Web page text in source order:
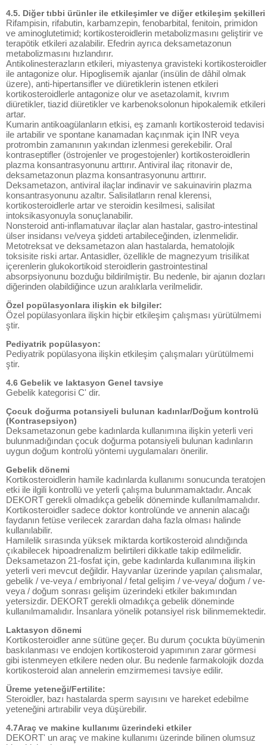
4.5. Diğer tıbbi ürünler ile etkileşimler ve diğer etkileşim şekilleri
Rifampisin, rifabutin, karbamzepin, fenobarbital, fenitoin, primidon
ve aminoglutetimid; kortikosteroidlerin metabolizmasını geliştirir ve
terapötik etkileri azalabilir. Efedrin ayrıca deksametazonun
metabolizmasını hızlandırır.
Antikolinesterazların etkileri, miyastenya gravisteki kortikosteroidler
ile antagonize olur. Hipoglisemik ajanlar (insülin de dâhil olmak
üzere), anti-hipertansifler ve diüretiklerin istenen etkileri
kortikosteroidlerle antagonize olur ve asetazolamit, kıvrım
diüretikler, tiazid diüretikler ve karbenoksolonun hipokalemik etkileri
artar.
Kumarin antikoagülanların etkisi, eş zamanlı kortikosteroid tedavisi
ile artabilir ve spontane kanamadan kaçınmak için INR veya
protrombin zamanının yakından izlenmesi gerekebilir. Oral
kontraseptifler (östrojenler ve progestojenler) kortikosteroidlerin
plazma konsantrasyonunu arttırır. Antiviral ilaç ritonavir de,
deksametazonun plazma konsantrasyonunu arttırır.
Deksametazon, antiviral ilaçlar indinavir ve sakuinavirin plazma
konsantrasyonunu azaltır. Salisilatların renal klerensi,
kortikosteroidlerle artar ve steroidin kesilmesi, salisilat
intoksikasyonuyla sonuçlanabilir.
Nonsteroid anti-inflamatuvar ilaçlar alan hastalar, gastro-intestinal
ülser insidansı ve/veya şiddeti artabileceğinden, izlenmelidir.
Metotreksat ve deksametazon alan hastalarda, hematolojik
toksisite riski artar. Antasidler, özellikle de magnezyum trisilikat
içerenlerin glukokortikoid steroidlerin gastrointestinal
absorpsiyonunu bozduğu bildirilmiştir. Bu nedenle, bir ajanın dozları
diğerinden olabildiğince uzun aralıklarla verilmelidir.
Özel popülasyonlara ilişkin ek bilgiler:
Özel popülasyonlara ilişkin hiçbir etkileşim çalışması yürütülmemi
ştir.
Pediyatrik popülasyon:
Pediyatrik popülasyona ilişkin etkileşim çalışmaları yürütülmemi
ştir.
4.6 Gebelik ve laktasyon Genel tavsiye
Gebelik kategorisi C' dir.
Çocuk doğurma potansiyeli bulunan kadınlar/Doğum kontrolü
(Kontrasepsiyon)
Deksametazonun gebe kadınlarda kullanımına ilişkin yeterli veri
bulunmadığından çocuk doğurma potansiyeli bulunan kadınların
uygun doğum kontrolü yöntemi uygulamaları önerilir.
Gebelik dönemi
Kortikosteroidlerin hamile kadınlarda kullanımı sonucunda teratojen
etki ile ilgili kontrollü ve yeterli çalışma bulunmamaktadır. Ancak
DEKORT gerekli olmadıkça gebelik döneminde kullanılmamalıdır.
Kortikosteroidler sadece doktor kontrolünde ve annenin alacağı
faydanın fetüse verilecek zarardan daha fazla olması halinde
kullanılabilir.
Hamilelik sırasında yüksek miktarda kortikosteroid alındığında
çıkabilecek hipoadrenalizm belirtileri dikkatle takip edilmelidir.
Deksametazon 21-fosfat için, gebe kadınlarda kullanımına ilişkin
yeterli veri mevcut değildir. Hayvanlar üzerinde yapılan çalısmalar,
gebelik / ve-veya / embriyonal / fetal gelişim / ve-veya/ doğum / ve-
veya / doğum sonrası gelişim üzerindeki etkiler bakımından
yetersizdir. DEKORT gerekli olmadıkça gebelik döneminde
kullanılmamalıdır. İnsanlara yönelik potansiyel risk bilinmemektedir.
Laktasyon dönemi
Kortikosteroidler anne sütüne geçer. Bu durum çocukta büyümenin
baskılanması ve endojen kortikosteroid yapımının zarar görmesi
gibi istenmeyen etkilere neden olur. Bu nedenle farmakolojik dozda
kortikosteroid alan annelerin emzirmemesi tavsiye edilir.
Üreme yeteneği/Fertilite:
Steroidler, bazı hastalarda sperm sayısını ve hareket edebilme
yeteneğini artırabilir veya düşürebilir.
4.7Araç ve makine kullanımı üzerindeki etkiler
DEKORT' un araç ve makine kullanımı üzerinde bilinen olumsuz